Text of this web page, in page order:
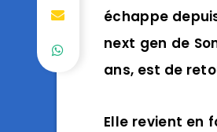
échappe
next gen de
ans, est de
Elle revient en